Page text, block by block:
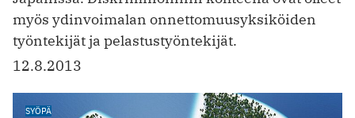
myös ydinvoimalan onnettomuusyksiköiden
työntekijät ja pelastustyöntekijät.
12.8.2013
SYÖPÄ